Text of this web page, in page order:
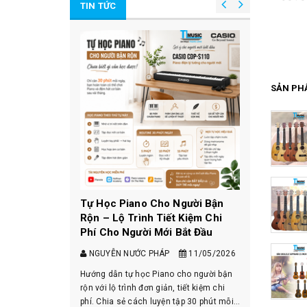
300.000₫
MUA HÀNG
SẢN
TIN TỨC
Tự Học Piano Cho Người Bận
Rộn – Lộ Trình Tiết Kiệm Chi
Phí Cho Người Mới Bắt Đầu
NGUYỄN NƯỚC PHÁP 11/05/2026
Hướng dẫn tự học Piano cho người bận
rộn với lộ trình đơn giản, tiết kiệm chi
phí. Chia sẻ cách luyện tập 30 phút mỗi